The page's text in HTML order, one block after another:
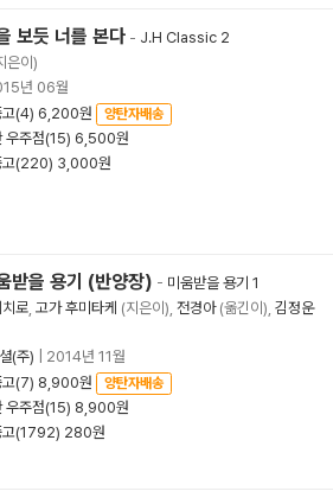
보듯 너를 본다 - J.H Classic 2
은이)
년 06월
고(4) 6,200원
양탄자배송
우주점(15) 6,500원
고(220) 3,000원
받을 용기 (반양장) - 미움받을 용기 1
로 고가 후미타케 (지은이), 전경아(옮긴이), 김정운
(주)
2014년 11월
고(7) 8,900원
양탄자배송
우주점(15) 8,900원
고(1792) 280원